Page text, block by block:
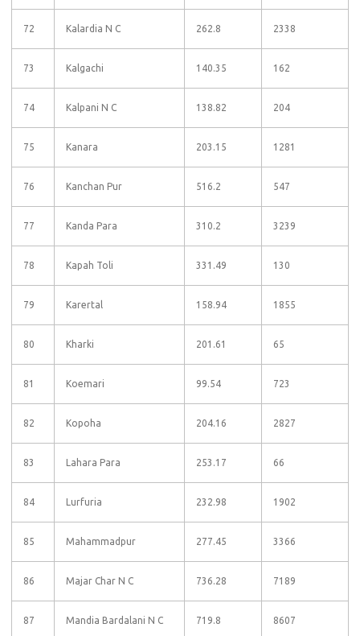
72 Kalardia N C 262.8 2338
73 Kalgachi 140.35 162
74 Kalpani N C 138.82 204
75 Kanara 203.15 1281
76 Kanchan Pur 516.2 547
77 Kanda Para 310.2 3239
78 Kapah Toli 331.49 130
79 Karertal 158.94 1855
80 Kharki 201.61 65
81 Koemari 99.54 723
82 Kopoha 204.16 2827
83 Lahara Para 253.17 66
84 Lurfuria 232.98 1902
85 Mahammadpur 277.45 3366
86 Majar Char N C 736.28 7189
87 Mandia Bardalani N C 719.8 8607